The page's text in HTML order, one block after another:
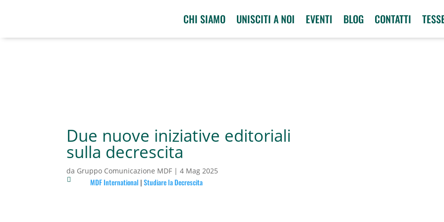
CHI SIAMO UNISCITI A NOI EVENTI BLOG CONTATTI
Due nuove iniziative editoriali
sulla decrescita
da Gruppo Comunicazione MDF |4 Mag 2025
 MDF International |Studiare la Decrescita